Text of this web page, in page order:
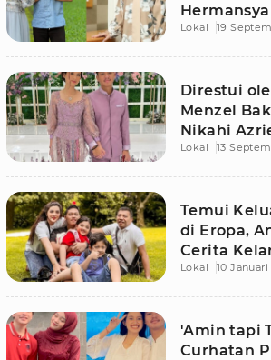
Nikah
Lokal 19
Direstui
Menzel
Nikahi
Lokal 13
Temui
di Eropa,
Cerita
Azriel
Lokal 10 Januari
'Amin tapi
Curhatan